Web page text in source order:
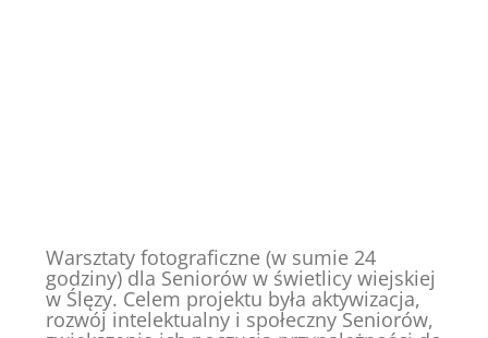
Warsztaty fotograficzne (w sumie 24
godziny) dla Seniorów w świetlicy wiejskiej
w Ślęzy. Celem projektu była aktywizacja,
rozwój intelektualny i społeczny Seniorów,